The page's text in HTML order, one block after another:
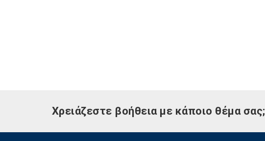
Χρειάζεστε βοήθεια με κάποιο θέμα σας;